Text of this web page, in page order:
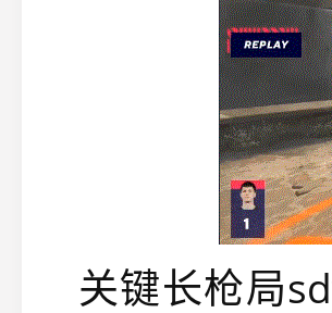
关键长枪局